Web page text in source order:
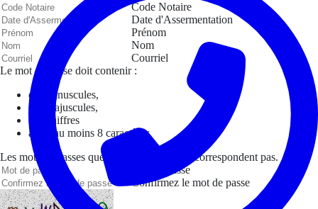
Code Notaire
Date d'Assermentation
Prénom
Nom
Courriel
Le mot de passe doit contenir :
des minuscules,
des majuscules,
des chiffres
avoir au moins 8 caractères
Les mots de passes que vous avez saisis ne correspondent pas.
Mot de passe
Confirmez le mot de passe